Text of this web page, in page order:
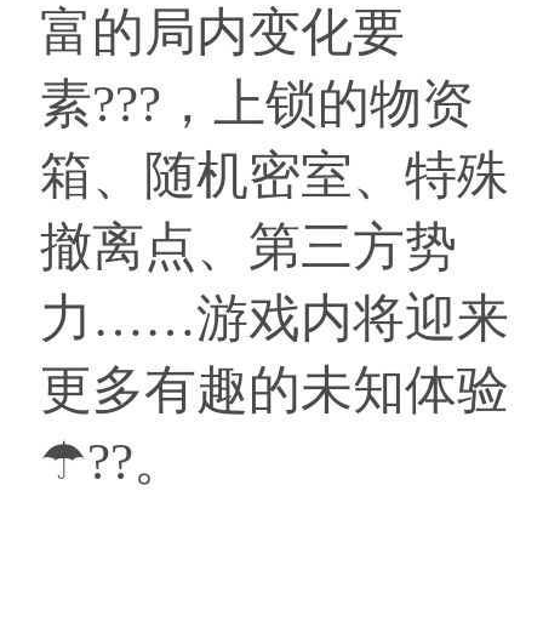
富的局内变化要
素???，上锁的物资
箱、随机密室、特殊
撤离点、第三方势
力……游戏内将迎来
更多有趣的未知体验
☂??。